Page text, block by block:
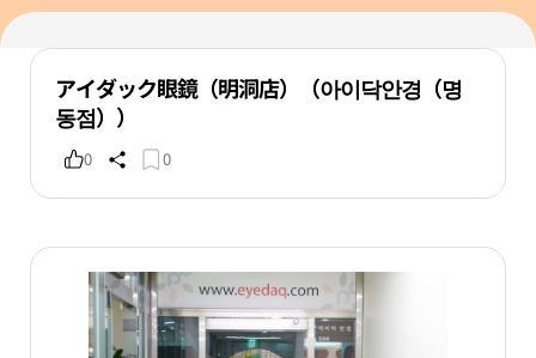
アイダック眼鏡（明洞店）（아이닥안경（명
동점））
0 0